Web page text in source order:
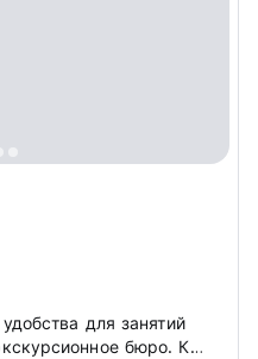
для занятий
бюро. К